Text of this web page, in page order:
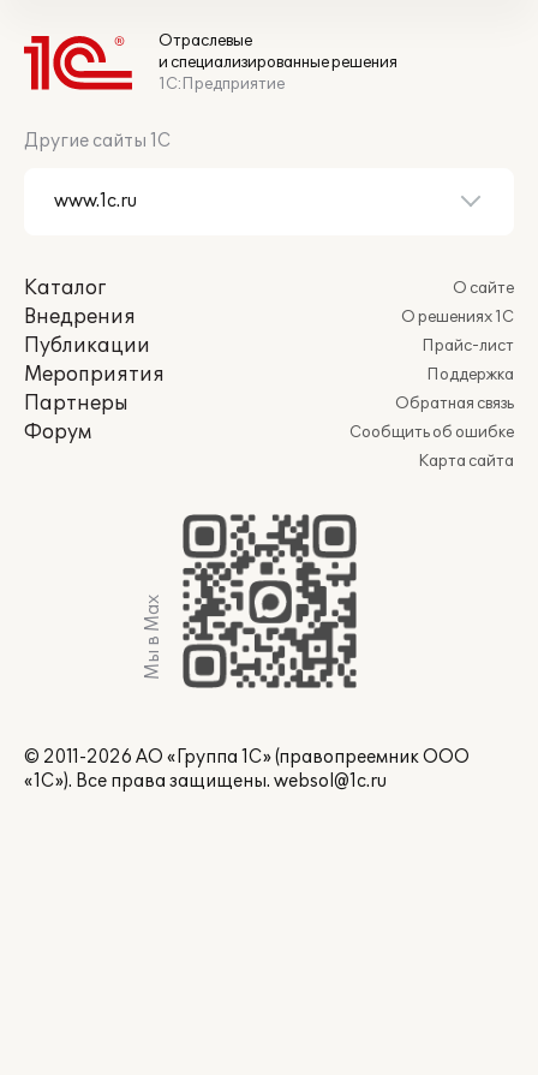
Отраслевые
и специализированные решения
1С:Предприятие
Другие сайты 1С
Каталог
Внедрения
Публикации
Мероприятия
Партнеры
Форум
О сайте
О решениях 1С
Прайс-лист
Поддержка
Обратная связь
Сообщить об ошибке
Карта сайта
Мы в Max
© 2011-2026 АО «Группа 1С» (правопреемник ООО
«1С»). Все права защищены. websol@1c.ru